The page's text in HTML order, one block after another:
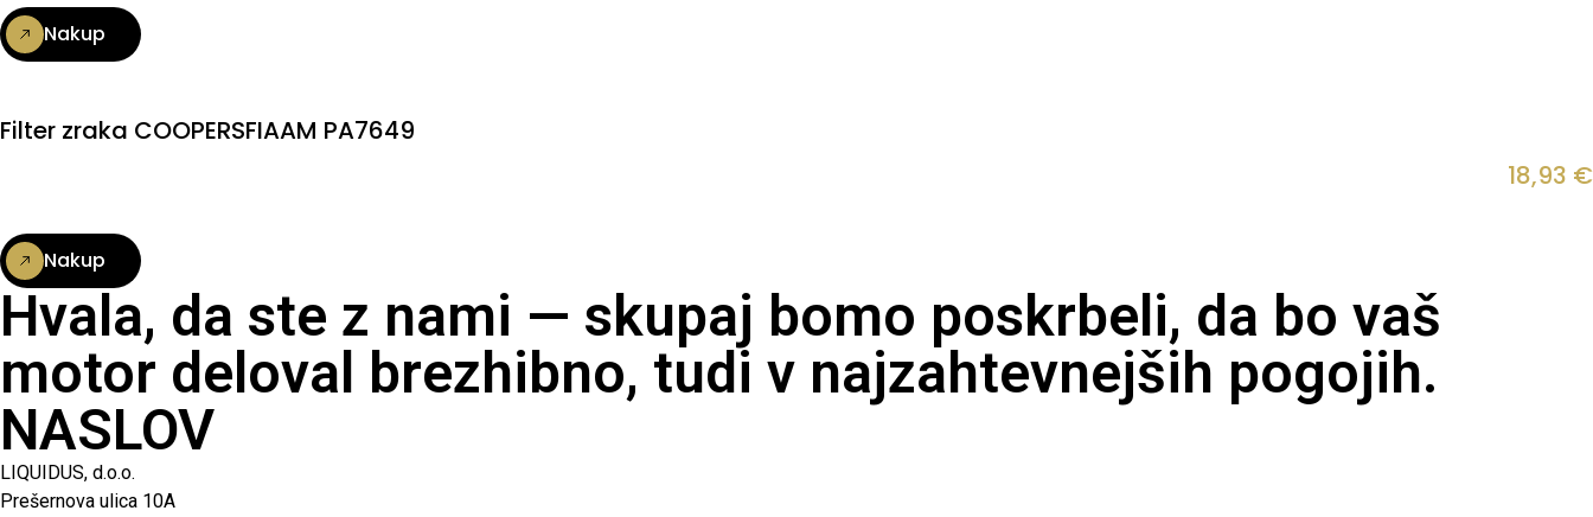
Nakup
Filter zraka COOPERSFIAAM PA7649
18,93 €
Nakup
Hvala, da ste z nami — skupaj bomo poskrbeli, da bo vaš
motor deloval brezhibno, tudi v najzahtevnejših pogojih.
NASLOV
LIQUIDUS, d.o.o.
Prešernova ulica 10A